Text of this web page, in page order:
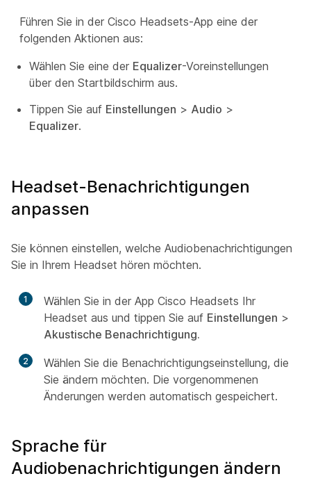
Führen Sie in der Cisco Headsets-App eine der
folgenden Aktionen aus:
Wählen Sie eine der Equalizer-Voreinstellungen
über den Startbildschirm aus.
Tippen Sie auf Einstellungen > Audio >
Equalizer.
Headset-Benachrichtigungen
anpassen
Sie können einstellen, welche Audiobenachrichtigungen
Sie in Ihrem Headset hören möchten.
1
Wählen Sie in der App Cisco Headsets Ihr
Headset aus und tippen Sie auf Einstellungen >
Akustische Benachrichtigung.
2
Wählen Sie die Benachrichtigungseinstellung, die
Sie ändern möchten. Die vorgenommenen
Änderungen werden automatisch gespeichert.
Sprache für
Audiobenachrichtigungen ändern